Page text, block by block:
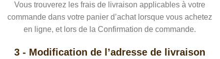
Vous trouverez les frais de livraison applicables à votre
commande dans votre panier d’achat lorsque vous achetez
en ligne, et lors de la Confirmation de commande.
3 - Modification de l’adresse de livraison